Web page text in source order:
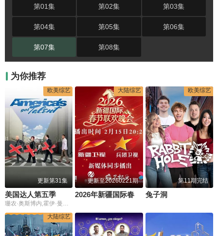
第01集 第02集 第03集
第04集 第05集 第06集
第07集 第08集
为你推荐
欧美综艺
更新第31集
美国达人第五季
珊农·奥斯博内,霍伊·曼德尔,皮尔斯·摩根
大陆综艺
更新至20260221期
欧美综艺
第11期完结
兔子洞
大陆综艺